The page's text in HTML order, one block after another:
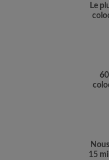
Le
15